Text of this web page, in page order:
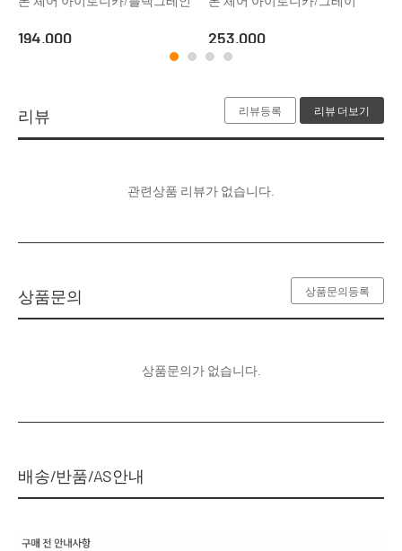
194,000 253,000
리뷰 리뷰등록 리뷰 더보기
관련상품 리뷰가 없습니다.
상품문의 상품문의등록
상품문의가 없습니다.
배송/반품/AS안내